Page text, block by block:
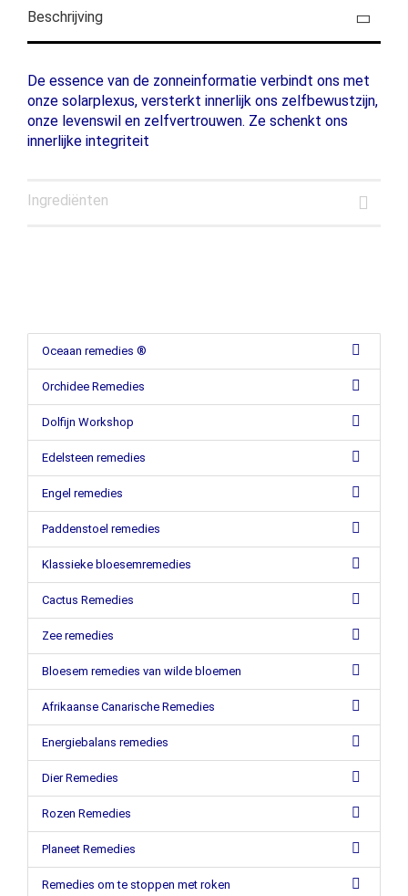
Beschrijving
De essence van de zonneinformatie verbindt ons met
onze solarplexus, versterkt innerlijk ons zelfbewustzijn,
onze levenswil en zelfvertrouwen. Ze schenkt ons
innerlijke integriteit
Ingrediënten
Oceaan remedies ®
Orchidee Remedies
Dolfijn Workshop
Edelsteen remedies
Engel remedies
Paddenstoel remedies
Klassieke bloesemremedies
Cactus Remedies
Zee remedies
Bloesem remedies van wilde bloemen
Afrikaanse Canarische Remedies
Energiebalans remedies
Dier Remedies
Rozen Remedies
Planeet Remedies
Remedies om te stoppen met roken